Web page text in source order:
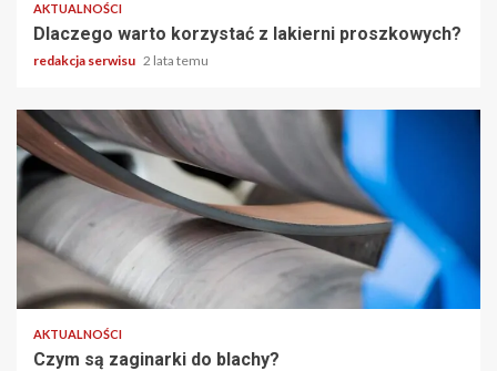
AKTUALNOŚCI
Dlaczego warto korzystać z lakierni proszkowych?
redakcja serwisu 2 lata temu
2 min odczytu
AKTUALNOŚCI
Czym są zaginarki do blachy?